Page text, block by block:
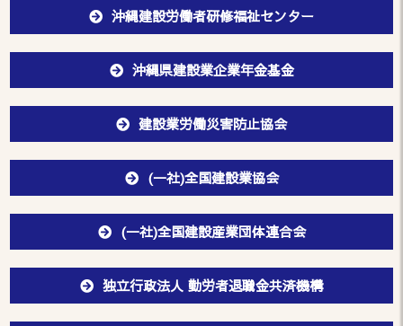
沖縄建設労働者研修福祉センター
沖縄県建設業企業年金基金
建設業労働災害防止協会
(一社)全国建設業協会
(一社)全国建設産業団体連合会
独立行政法人 勤労者退職金共済機構